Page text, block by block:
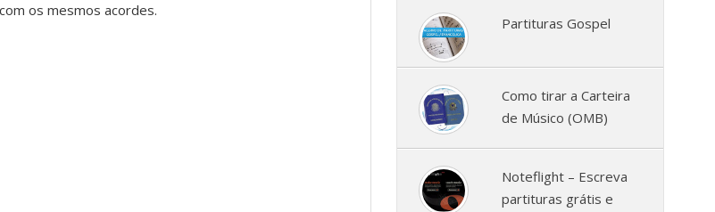
os mesmos acordes.
Partituras Gospel
Como tirar a Carteira
de Músico (OMB)
Noteflight – Escreva
partituras grátis e